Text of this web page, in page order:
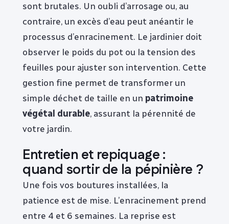
sont brutales. Un oubli d’arrosage ou, au
contraire, un excès d’eau peut anéantir le
processus d’enracinement. Le jardinier doit
observer le poids du pot ou la tension des
feuilles pour ajuster son intervention. Cette
gestion fine permet de transformer un
simple déchet de taille en un patrimoine
végétal durable, assurant la pérennité de
votre jardin.
Entretien et repiquage :
quand sortir de la pépinière ?
Une fois vos boutures installées, la
patience est de mise. L’enracinement prend
entre 4 et 6 semaines. La reprise est